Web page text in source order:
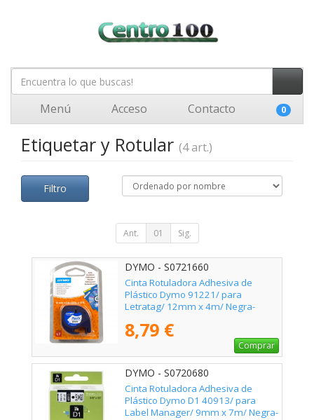
Menú Acceso Contacto 0
Etiquetar y Rotular (4 art.)
Filtro
Ant. 01 Sig.
DYMO - S0721660
Cinta Rotuladora Adhesiva de
Plástico Dymo 91221/ para
Letratag/ 12mm x 4m/ Negra-
8,79 €
Comprar
DYMO - S0720680
Cinta Rotuladora Adhesiva de
Plástico Dymo D1 40913/ para
Label Manager/ 9mm x 7m/ Negra-